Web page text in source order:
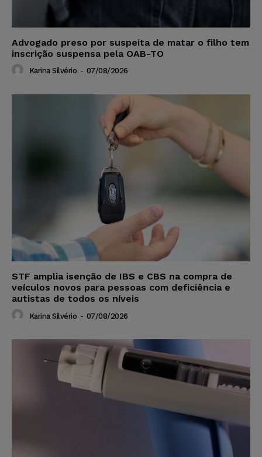
Advogado preso por suspeita de matar o filho tem
inscrição suspensa pela OAB-TO
Karina Silvério - 07/08/2026
STF amplia isenção de IBS e CBS na compra de
veículos novos para pessoas com deficiência e
autistas de todos os níveis
Karina Silvério - 07/08/2026